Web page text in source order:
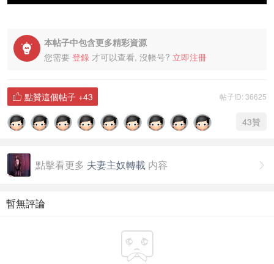

本帖子中包含更多精彩資源
您需要 登錄 才可以查看, 沒帳号? 立即注冊
帖子ID: 36625
 點贊這個帖子 +43
43贊

點擊看更多 夫妻主奴轉載 内容
暫無評論
